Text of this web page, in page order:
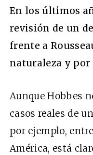
En los últimos
revisión de un
frente a
naturaleza y
Aunque Hobbes
casos reales de
por ejemplo,
América, está